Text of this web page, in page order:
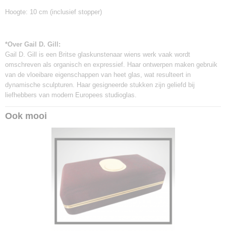
Hoogte: 10 cm (inclusief stopper)
*Over Gail D. Gill:
Gail D. Gill is een Britse glaskunstenaar wiens werk vaak wordt
omschreven als organisch en expressief. Haar ontwerpen maken gebruik
van de vloeibare eigenschappen van heet glas, wat resulteert in
dynamische sculpturen. Haar gesigneerde stukken zijn geliefd bij
liefhebbers van modern Europees studioglas.
Ook mooi